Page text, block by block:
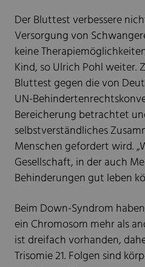
Der Bluttest verbessere
Versorgung von
keine
Kind, so Ulrich Pohl weiter.
Bluttest gegen die von
UN-
Bereicherung betrachtet
selbstverständliches
Menschen gefordert wird.
Gesellschaft, in der auch
Behinderungen gut leben
Beim Down-Syndrom
ein Chromosom mehr als
ist dreifach vorhanden,
Trisomie 21. Folgen sind